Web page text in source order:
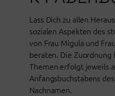
Lass Dich zu allen
sozialen Aspekten des
von Frau Migula und
beraten. Die
Themen erfolgt jeweils
Anfangsbuchstabens
Nachnamen.